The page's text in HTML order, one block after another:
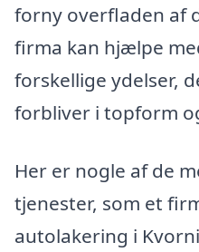
forny overfladen af
firma kan hjælpe
forskellige ydelser,
forbliver i topform
Her er nogle af de
tjenester, som et
autolakering i